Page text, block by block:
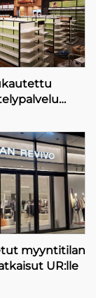
myyntitilan
UR:lle